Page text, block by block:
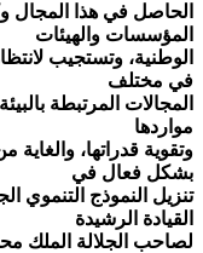
الحاصل في هذا
المؤسسات والهيئات
الوطنية، وتستجيب
في مختلف
المجالات المرتبطة
مواردها
وتقوية قدراتها،
بشكل فعال في
تنزيل النموذج التنموي
القيادة الرشيدة
لصاحب الجلالة الملك